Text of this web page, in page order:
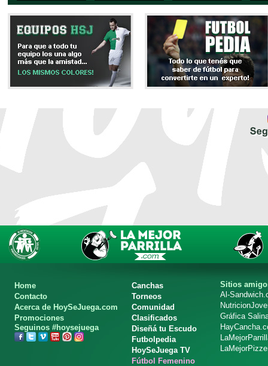
Home
Contacto
Acerca de HoySeJuega.com
Promociones
Seguinos #hoysejuega
Canchas
Torneos
Comunidad
Clasificados
Diseñá tu Escudo
Futbolpedia
HoySeJuega TV
Fútbol Femenino
Sitios
Al-
Gráfica